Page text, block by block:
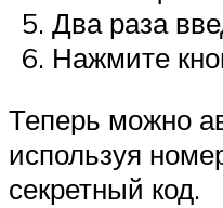
Два раза
Нажмите
Теперь можно
используя
секретный код.